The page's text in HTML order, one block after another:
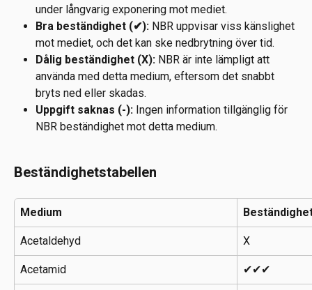
under långvarig exponering mot mediet.
Bra beständighet (✔): NBR uppvisar viss känslighet
mot mediet, och det kan ske nedbrytning över tid.
Dålig beständighet (X): NBR är inte lämpligt att
använda med detta medium, eftersom det snabbt
bryts ned eller skadas.
Uppgift saknas (-): Ingen information tillgänglig för
NBR beständighet mot detta medium.
Beständighetstabellen
Medium
Acetaldehyd X
Acetamid ✔✔✔